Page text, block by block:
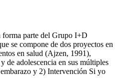
forma parte del Grupo I+D
se compone de dos proyectos en
en salud (Ajzen, 1991),
de adolescencia en sus múltiples
y 2) Intervención Si yo